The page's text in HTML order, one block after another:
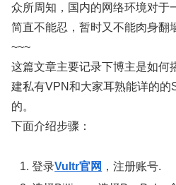
众所周知，国内的网络环境对于
简直不能忍，暂时又不能肉身翻
~~~
这篇文章主要记录下博主是如何
建私有VPN和大家耳熟能详的的
的。
下面介绍步骤：
登录Vultr官网 ，注册账号.